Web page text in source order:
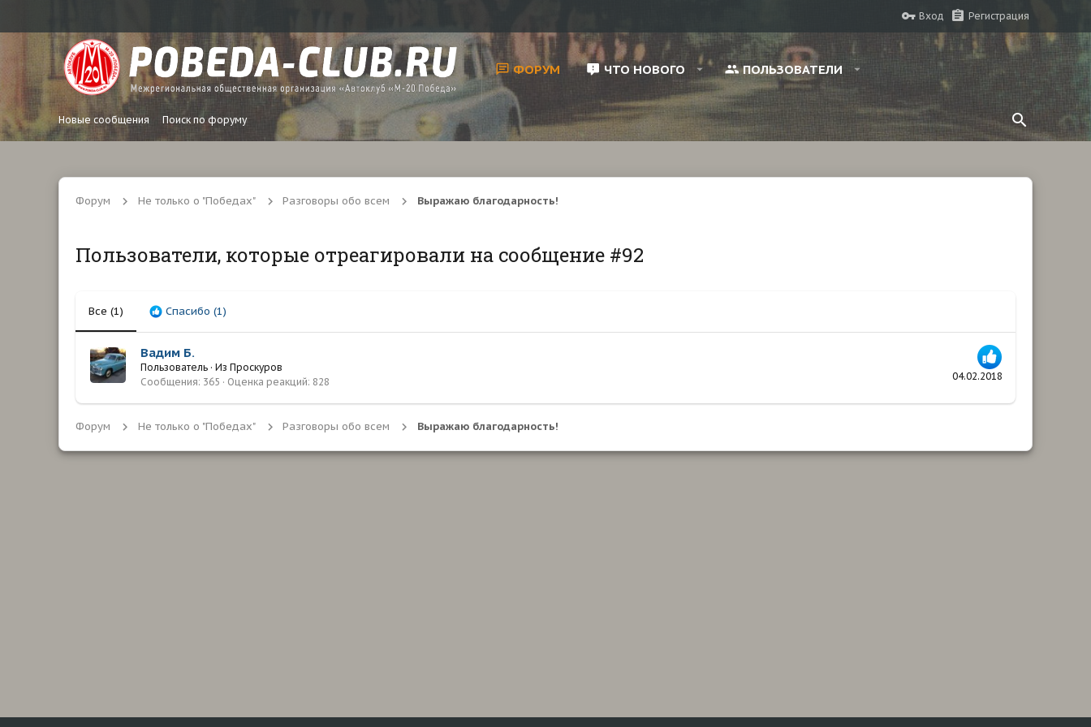
Вход Регистрация
ФОРУМ ЧТО НОВОГО ПОЛЬЗОВАТЕЛИ
Новые сообщения Поиск по форуму
Форум Не только о "Победах" Разговоры обо всем Выражаю благодарность!
Пользователи, которые отреагировали на сообщение #92
Все (1) Спасибо (1)
04.02.2018
Вадим Б.
Пользователь · Из Проскуров
Сообщения 365 Оценка реакций 828
Форум Не только о "Победах" Разговоры обо всем Выражаю благодарность!